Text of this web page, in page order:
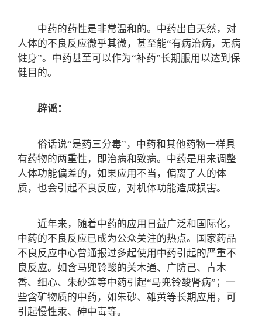
中药的药性是非常温和的。中药出自天然，对
人体的不良反应微乎其微，甚至能“有病治病，无病
健身”。中药甚至可以作为“补药”长期服用以达到保
健目的。
辟谣：
俗话说“是药三分毒”，中药和其他药物一样具
有药物的两重性，即治病和致病。中药是用来调整
人体功能偏差的，如果应用不当，偏离了人的体
质，也会引起不良反应，对机体功能造成损害。
近年来，随着中药的应用日益广泛和国际化，
中药的不良反应已成为公众关注的热点。国家药品
不良反应中心曾通报过多起使用中药引起的严重不
良反应。如含马兜铃酸的关木通、广防己、青木
香、细心、朱砂莲等中药引起“马兜铃酸肾病”；一
些含矿物质的中药，如朱砂、雄黄等长期应用，可
引起慢性汞、砷中毒等。